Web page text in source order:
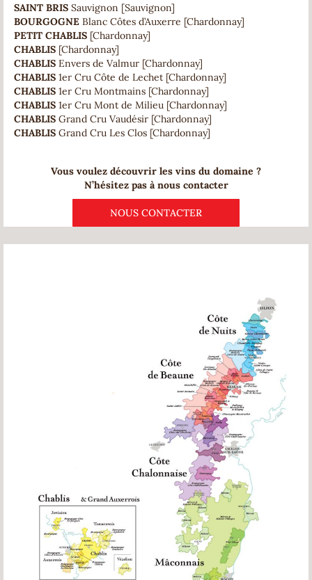
SAINT BRIS Sauvignon [Sauvignon]
BOURGOGNE Blanc Côtes d’Auxerre [Chardonnay]
PETIT CHABLIS [Chardonnay]
CHABLIS [Chardonnay]
CHABLIS Envers de Valmur [Chardonnay]
CHABLIS 1er Cru Côte de Lechet [Chardonnay]
CHABLIS 1er Cru Montmains [Chardonnay]
CHABLIS 1er Cru Mont de Milieu [Chardonnay]
CHABLIS Grand Cru Vaudésir [Chardonnay]
CHABLIS Grand Cru Les Clos [Chardonnay]
Vous voulez découvrir les vins du domaine ?
N’hésitez pas à nous contacter
NOUS CONTACTER